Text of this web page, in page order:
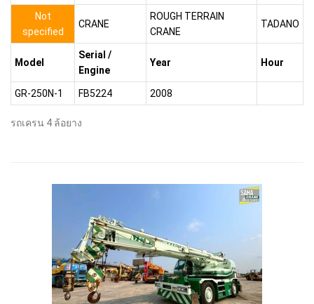
Not
specified
CRANE
ROUGH TERRAIN
CRANE
TADANO
Model
Serial /
Engine
Year Hour
GR-250N-1 FB5224 2008
รถเครน 4 ล้อยาง